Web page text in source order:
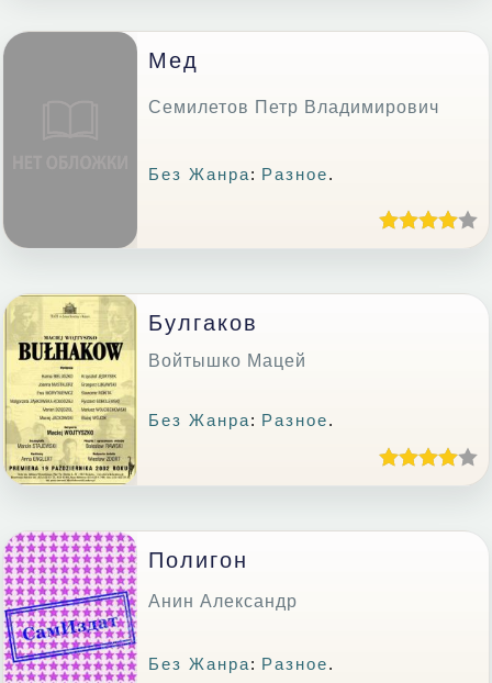
Мед
Семилетов Петр Владимирович
Без Жанра: Разное.
Булгаков
Войтышко Мацей
Без Жанра: Разное.
Полигон
Анин Александр
Без Жанра: Разное.